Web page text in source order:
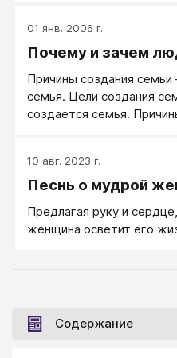
если, конечно, женщина
мужчиной.
01 янв. 2006 г.
Почему и зачем
Причины создания
семья. Цели создания
создается семья.
10 авг. 2023 г.
Песнь о мудрой
Предлагая руку и
женщина осветит его
Содержание